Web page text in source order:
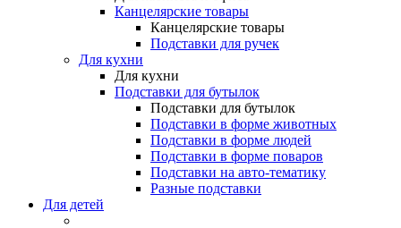
Канцелярские товары
Канцелярские товары
Подставки для ручек
Для кухни
Для кухни
Подставки для бутылок
Подставки для бутылок
Подставки в форме животных
Подставки в форме людей
Подставки в форме поваров
Подставки на авто-тематику
Разные подставки
Для детей